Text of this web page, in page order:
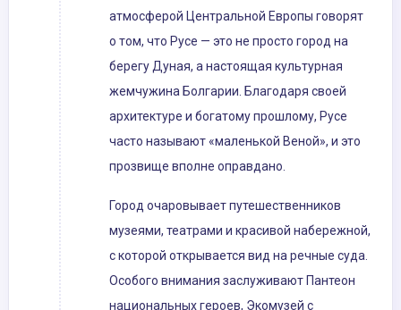
атмосферой Центральной Европы говорят
о том, что Русе — это не просто город на
берегу Дуная, а настоящая культурная
жемчужина Болгарии. Благодаря своей
архитектуре и богатому прошлому, Русе
часто называют «маленькой Веной», и это
прозвище вполне оправдано.
Город очаровывает путешественников
музеями, театрами и красивой набережной,
с которой открывается вид на речные суда.
Особого внимания заслуживают Пантеон
национальных героев, Экомузей с